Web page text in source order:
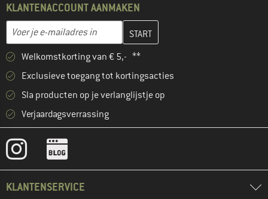
KLANTENACCOUNT AANMAKEN
E-mailadres
Vul je e-mailadres hier in en maak in de volgende stap je
Welkomstkorting van € 5,- **
Exclusieve toegang tot kortingsacties
Sla producten op je verlanglijstje op
Verjaardagsverrassing
KLANTENSERVICE